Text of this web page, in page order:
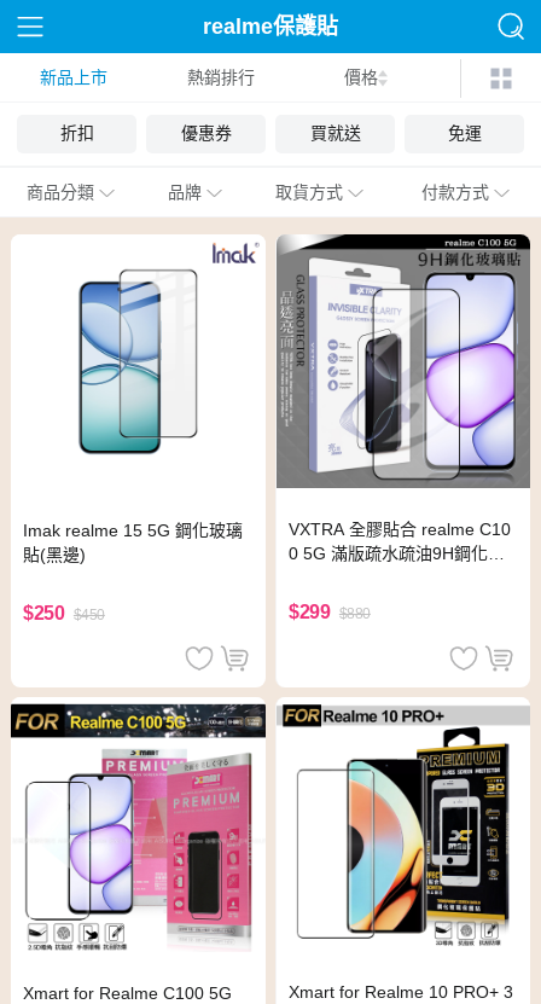
realme保護貼
新品上市 熱銷排行 價格
折扣 優惠券 買就送 免運
商品分類 品牌 取貨方式 付款方式
Imak realme 15 5G 鋼化玻璃
貼(黑邊)
$250 $450
VXTRA 全膠貼合 realme C10
0 5G 滿版疏水疏油9H鋼化頂
$299 $880
Xmart for Realme C100 5G
Xmart for Realme 10 PRO+ 3